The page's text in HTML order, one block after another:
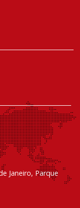
Janeiro, Parque